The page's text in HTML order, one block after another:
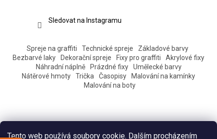
Tento web používá soubory cookie. Dalším procházením
Sledovat na Instagramu
Spreje na graffiti Technické spreje
Základové barvy
Bezbarvé laky
Dekorační spreje Fixy pro graffiti
Akrylové fixy
Náhradní náplně
Prázdné fixy
Umělecké barvy
Nátěrové hmoty
Trička Časopisy
Malování na kamínky
Malování na boty